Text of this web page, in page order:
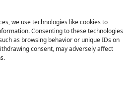
we use technologies like cookies to
Consenting to these technologies
as browsing behavior or unique IDs on
consent, may adversely affect
自私情勒大家陪他圓夢，但